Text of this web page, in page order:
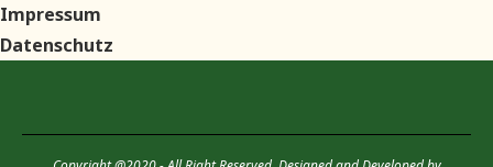
Impressum
Datenschutz